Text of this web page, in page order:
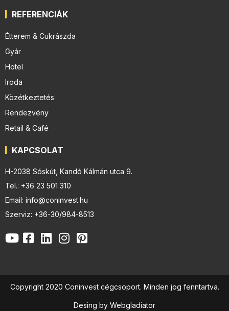
REFERENCIÁK
Étterem & Cukrászda
Gyár
Hotel
Iroda
Közétkeztetés
Rendezvény
Retail & Café
KAPCSOLAT
H-2038 Sóskút, Kandó Kálmán utca 9.
Tel.: +36 23 501 310
Email: info@coninvest.hu
Szerviz: +36-30/984-8513
Copyright 2020 Coninvest cégcsoport. Minden jog fenntartva.
Desing by Webgladiator